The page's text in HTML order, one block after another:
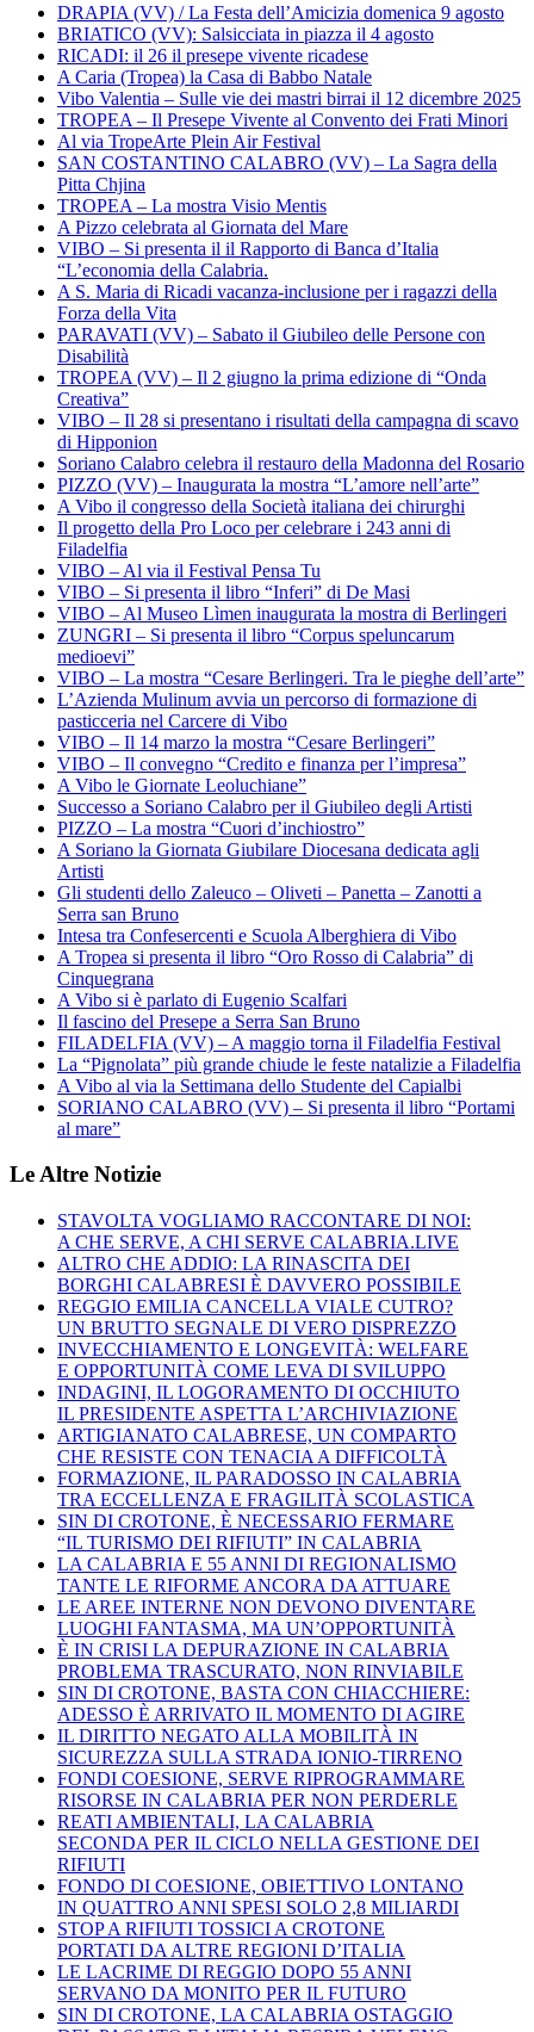
DRAPIA (VV) / La Festa dell’Amicizia domenica 9 agosto
BRIATICO (VV): Salsicciata in piazza il 4 agosto
RICADI: il 26 il presepe vivente ricadese
A Caria (Tropea) la Casa di Babbo Natale
Vibo Valentia – Sulle vie dei mastri birrai il 12 dicembre 2025
TROPEA – Il Presepe Vivente al Convento dei Frati Minori
Al via TropeArte Plein Air Festival
SAN COSTANTINO CALABRO (VV) – La Sagra della
Pitta Chjina
TROPEA – La mostra Visio Mentis
A Pizzo celebrata al Giornata del Mare
VIBO – Si presenta il il Rapporto di Banca d’Italia
“L’economia della Calabria.
A S. Maria di Ricadi vacanza-inclusione per i ragazzi della
Forza della Vita
PARAVATI (VV) – Sabato il Giubileo delle Persone con
Disabilità
TROPEA (VV) – Il 2 giugno la prima edizione di “Onda
Creativa”
VIBO – Il 28 si presentano i risultati della campagna di scavo
di Hipponion
Soriano Calabro celebra il restauro della Madonna del Rosario
PIZZO (VV) – Inaugurata la mostra “L’amore nell’arte”
A Vibo il congresso della Società italiana dei chirurghi
Il progetto della Pro Loco per celebrare i 243 anni di
Filadelfia
VIBO – Al via il Festival Pensa Tu
VIBO – Si presenta il libro “Inferi” di De Masi
VIBO – Al Museo Lìmen inaugurata la mostra di Berlingeri
ZUNGRI – Si presenta il libro “Corpus speluncarum
medioevi”
VIBO – La mostra “Cesare Berlingeri. Tra le pieghe dell’arte”
L’Azienda Mulinum avvia un percorso di formazione di
pasticceria nel Carcere di Vibo
VIBO – Il 14 marzo la mostra “Cesare Berlingeri”
VIBO – Il convegno “Credito e finanza per l’impresa”
A Vibo le Giornate Leoluchiane”
Successo a Soriano Calabro per il Giubileo degli Artisti
PIZZO – La mostra “Cuori d’inchiostro”
A Soriano la Giornata Giubilare Diocesana dedicata agli
Artisti
Gli studenti dello Zaleuco – Oliveti – Panetta – Zanotti a
Serra san Bruno
Intesa tra Confesercenti e Scuola Alberghiera di Vibo
A Tropea si presenta il libro “Oro Rosso di Calabria” di
Cinquegrana
A Vibo si è parlato di Eugenio Scalfari
Il fascino del Presepe a Serra San Bruno
FILADELFIA (VV) – A maggio torna il Filadelfia Festival
La “Pignolata” più grande chiude le feste natalizie a Filadelfia
A Vibo al via la Settimana dello Studente del Capialbi
SORIANO CALABRO (VV) – Si presenta il libro “Portami
al mare”
Le Altre Notizie
STAVOLTA VOGLIAMO RACCONTARE DI NOI:
A CHE SERVE, A CHI SERVE CALABRIA.LIVE
ALTRO CHE ADDIO: LA RINASCITA DEI
BORGHI CALABRESI È DAVVERO POSSIBILE
REGGIO EMILIA CANCELLA VIALE CUTRO?
UN BRUTTO SEGNALE DI VERO DISPREZZO
INVECCHIAMENTO E LONGEVITÀ: WELFARE
E OPPORTUNITÀ COME LEVA DI SVILUPPO
INDAGINI, IL LOGORAMENTO DI OCCHIUTO
IL PRESIDENTE ASPETTA L’ARCHIVIAZIONE
ARTIGIANATO CALABRESE, UN COMPARTO
CHE RESISTE CON TENACIA A DIFFICOLTÀ
FORMAZIONE, IL PARADOSSO IN CALABRIA
TRA ECCELLENZA E FRAGILITÀ SCOLASTICA
SIN DI CROTONE, È NECESSARIO FERMARE
“IL TURISMO DEI RIFIUTI” IN CALABRIA
LA CALABRIA E 55 ANNI DI REGIONALISMO
TANTE LE RIFORME ANCORA DA ATTUARE
LE AREE INTERNE NON DEVONO DIVENTARE
LUOGHI FANTASMA, MA UN’OPPORTUNITÀ
È IN CRISI LA DEPURAZIONE IN CALABRIA
PROBLEMA TRASCURATO, NON RINVIABILE
SIN DI CROTONE, BASTA CON CHIACCHIERE:
ADESSO È ARRIVATO IL MOMENTO DI AGIRE
IL DIRITTO NEGATO ALLA MOBILITÀ IN
SICUREZZA SULLA STRADA IONIO-TIRRENO
FONDI COESIONE, SERVE RIPROGRAMMARE
RISORSE IN CALABRIA PER NON PERDERLE
REATI AMBIENTALI, LA CALABRIA
SECONDA PER IL CICLO NELLA GESTIONE DEI
RIFIUTI
FONDO DI COESIONE, OBIETTIVO LONTANO
IN QUATTRO ANNI SPESI SOLO 2,8 MILIARDI
STOP A RIFIUTI TOSSICI A CROTONE
PORTATI DA ALTRE REGIONI D’ITALIA
LE LACRIME DI REGGIO DOPO 55 ANNI
SERVANO DA MONITO PER IL FUTURO
SIN DI CROTONE, LA CALABRIA OSTAGGIO